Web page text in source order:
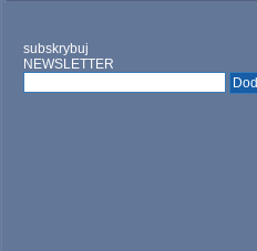
subskrybuj
NEWSLETTER